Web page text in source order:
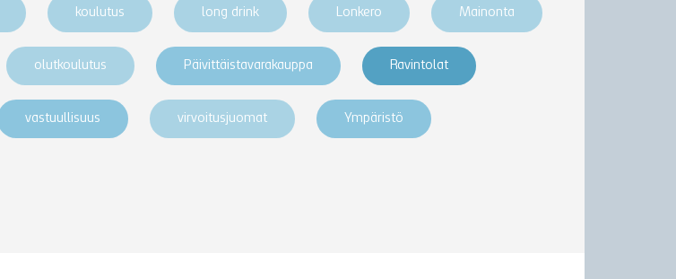
koulutus long drink Lonkero Mainonta
olutkoulutus Päivittäistavarakauppa Ravintolat
vastuullisuus virvoitusjuomat Ympäristö